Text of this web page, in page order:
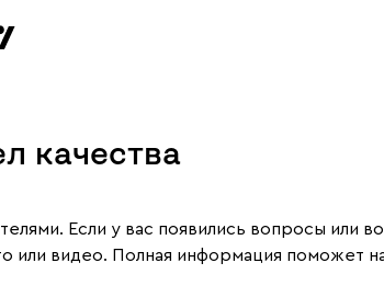
качества
Если у вас появились вопросы или
или видео. Полная информация поможет